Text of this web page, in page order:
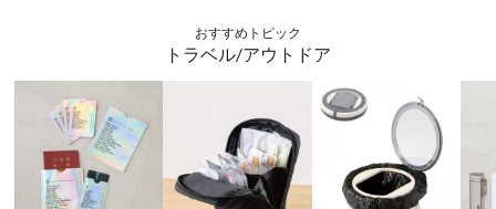
おすすめトピック
トラベル/アウトドア